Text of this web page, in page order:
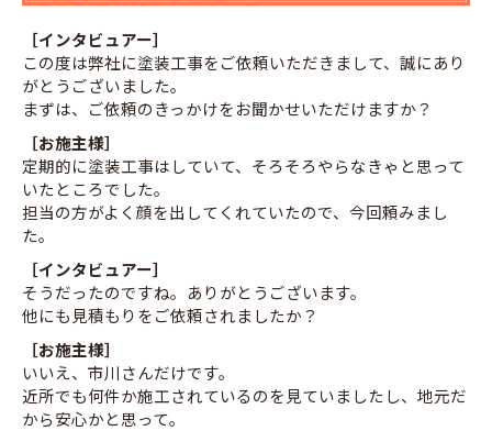
［インタビュアー］
この度は弊社に塗装工事をご依頼いただきまして、誠にあり
がとうございました。
まずは、ご依頼のきっかけをお聞かせいただけますか？
［お施主様］
定期的に塗装工事はしていて、そろそろやらなきゃと思って
いたところでした。
担当の方がよく顔を出してくれていたので、今回頼みまし
た。
［インタビュアー］
そうだったのですね。ありがとうございます。
他にも見積もりをご依頼されましたか？
［お施主様］
いいえ、市川さんだけです。
近所でも何件か施工されているのを見ていましたし、地元だ
から安心かと思って。